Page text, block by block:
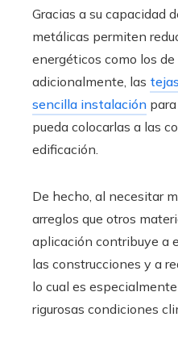
Gracias a su capacidad
metálicas permiten
energéticos como los
adicionalmente, las
sencilla instalación
pueda colocarlas a las
edificación.
De hecho, al necesitar
arreglos que otros
aplicación contribuye a
las construcciones y a
lo cual es
rigurosas condiciones